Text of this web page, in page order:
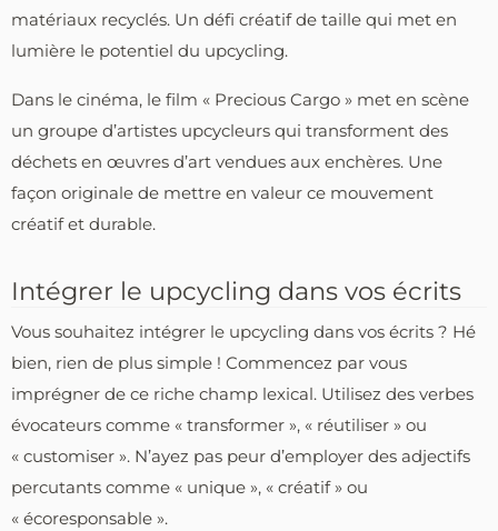
matériaux recyclés. Un défi créatif de taille qui met en
lumière le potentiel du upcycling.
Dans le cinéma, le film « Precious Cargo » met en scène
un groupe d’artistes upcycleurs qui transforment des
déchets en œuvres d’art vendues aux enchères. Une
façon originale de mettre en valeur ce mouvement
créatif et durable.
Intégrer le upcycling dans vos écrits
Vous souhaitez intégrer le upcycling dans vos écrits ? Hé
bien, rien de plus simple ! Commencez par vous
imprégner de ce riche champ lexical. Utilisez des verbes
évocateurs comme « transformer », « réutiliser » ou
« customiser ». N’ayez pas peur d’employer des adjectifs
percutants comme « unique », « créatif » ou
« écoresponsable ».